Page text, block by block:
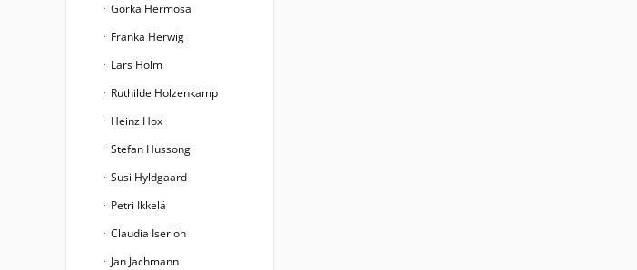
Gorka Hermosa
Franka Herwig
Lars Holm
Ruthilde Holzenkamp
Heinz Hox
Stefan Hussong
Susi Hyldgaard
Petri Ikkelä
Claudia Iserloh
Jan Jachmann